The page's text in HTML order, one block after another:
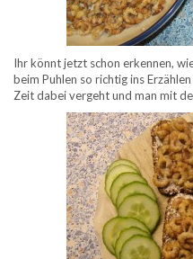
Ihr könnt jetzt schon erkennen,
beim Puhlen so richtig ins
Zeit dabei vergeht und man mit